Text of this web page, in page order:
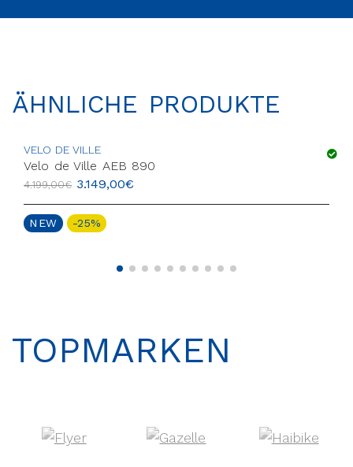
ÄHNLICHE PRODUKTE
VELO DE VILLE
Velo de Ville AEB 890
4.199,00€ 3.149,00€
NEW -25%
TOPMARKEN